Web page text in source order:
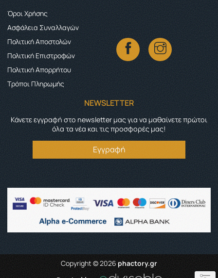
Όροι Χρήσης
Ασφάλεια Συναλλαγών
Πολιτική Αποστολών
Πολιτική Επιστροφών
Πολιτική Απορρήτου
Τρόποι Πληρωμής
NEWSLETTER
Κάνετε εγγραφή στο newsletter μας για να μαθαίνετε πρώτοι
όλα τα νέα και τις προσφορές μας!
Εγγραφή
Copyright © 2026 phactory.gr